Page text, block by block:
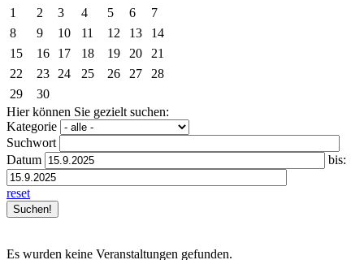
1
2 3 4 5 6
7
8
9 10 11 12 13
14
15
16 17 18 19 20
21
22
23 24 25 26 27
28
29
30
Hier können Sie gezielt suchen:
Kategorie
Suchwort
Datum
bis:
reset
Es wurden keine Veranstaltungen gefunden.